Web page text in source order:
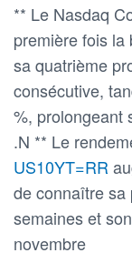
** Le Nasdaq
première fois la
sa quatrième
consécutive,
%, prolongeant
.N ** Le
US10YT=RR
de connaître sa
semaines et
novembre